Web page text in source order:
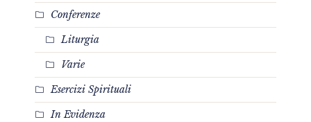
Conferenze
Liturgia
Varie
Esercizi Spirituali
In Evidenza